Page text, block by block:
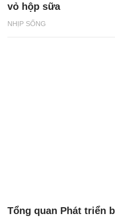
NHỊP SỐNG
vỏ hộp sữa
Tổng quan Phát triển